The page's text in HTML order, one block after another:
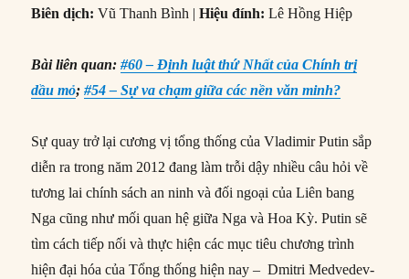
Biên dịch: Vũ Thanh Bình |Hiệu đính: Lê Hồng Hiệp
Bài liên quan: #60 – Định luật thứ Nhất của Chính trị
dầu mỏ;#54 – Sự va chạm giữa các nền văn minh?
Sự quay trở lại cương vị tổng thống của Vladimir Putin sắp
diễn ra trong năm 2012 đang làm trỗi dậy nhiều câu hỏi về
tương lai chính sách an ninh và đối ngoại của Liên bang
Nga cũng như mối quan hệ giữa Nga và Hoa Kỳ. Putin sẽ
tìm cách tiếp nối và thực hiện các mục tiêu chương trình
hiện đại hóa của Tổng thống hiện nay – Dmitri Medvedev-